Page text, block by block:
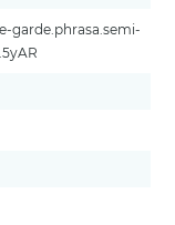
garde.phrasa.semi-